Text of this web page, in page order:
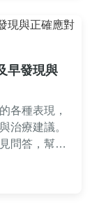
早發現與
各種表現，
治療建議。
問答，幫助
讀。